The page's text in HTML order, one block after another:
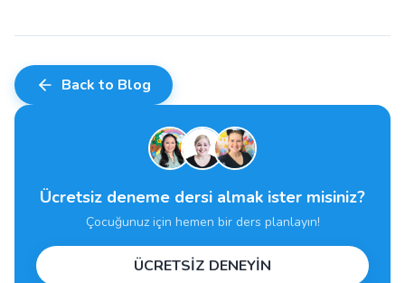
Back to Blog
Ücretsiz deneme dersi almak ister misiniz?
Çocuğunuz için hemen bir ders planlayın!
ÜCRETSİZ DENEYİN